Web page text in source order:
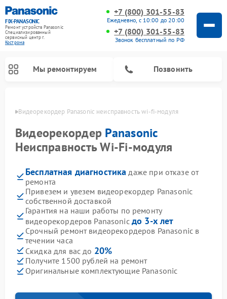
FIX-PANASONIC
Ремонт устройств Panasonic
Специализированный
cервисный центр г.
Кострома
+7 (800) 301-55-83
Ежедневно, с 10:00 до 20:00
+7 (800) 301-55-83
Звонок бесплатный по РФ
Мы ремонтируем Позвонить
Видеорекордер Panasonic неисправность wi-fi-модуля
Видеорекордер Panasonic
Неисправность Wi-Fi-модуля
Бесплатная диагностика даже при отказе от
ремонта
Привезем и увезем видеорекордер Panasonic
собственной доставкой
Гарантия на наши работы по ремонту
видеорекордеров Panasonic до 3-х лет
Срочный ремонт видеорекордеров Panasonic в
течении часа
Скидка для вас до 20%
Получите 1500 рублей на ремонт
Оригинальные комплектующие Panasonic